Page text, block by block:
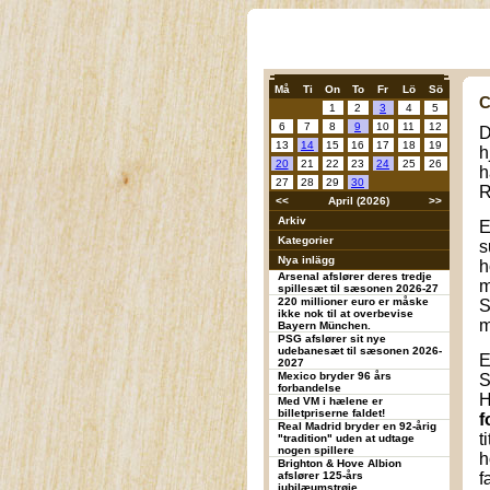
Må Ti On To Fr Lö
Sö
1
2 3 4
5
6
7 8 9 10 11
12
13
14 15 16 17 18
19
20
21 22 23 24 25
26
27
28 29
30
<<
April (2026)
>>
Arkiv
Kategorier
Nya inlägg
Arsenal afslører deres tredje
spillesæt til sæsonen 2026-27
220 millioner euro er måske
ikke nok til at overbevise
Bayern München.
PSG afslører sit nye
udebanesæt til sæsonen 2026-
2027
Mexico bryder 96 års
forbandelse
Med VM i hælene er
billetpriserne faldet!
Real Madrid bryder en 92-årig
"tradition" uden at udtage
nogen spillere
Brighton & Hove Albion
afslører 125-års
jubilæumstrøje